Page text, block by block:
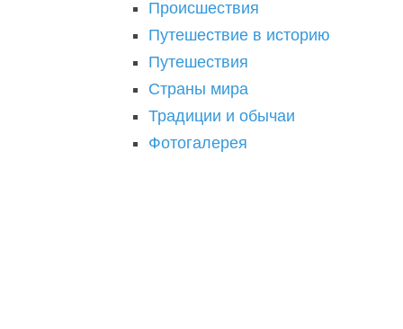
Происшествия
Путешествие в историю
Путешествия
Страны мира
Традиции и обычаи
Фотогалерея